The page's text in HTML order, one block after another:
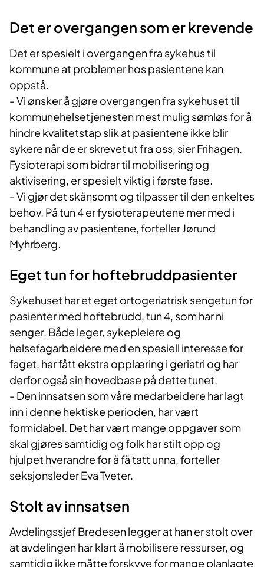
Det er overgangen som er krevende
Det er spesielt i overgangen fra sykehus til
kommune at problemer hos pasientene kan
oppstå.
- Vi ønsker å gjøre overgangen fra sykehuset til
kommunehelsetjenesten mest mulig sømløs for å
hindre kvalitetstap slik at pasientene ikke blir
sykere når de er skrevet ut fra oss, sier Frihagen.
Fysioterapi som bidrar til mobilisering og
aktivisering, er spesielt viktig i første fase.
- Vi gjør det skånsomt og tilpasser til den enkeltes
behov. På tun 4 er fysioterapeutene mer med i
behandling av pasientene, forteller Jørund
Myhrberg.
Eget tun for hoftebruddpasienter
Sykehuset har et eget ortogeriatrisk sengetun for
pasienter med hoftebrudd, tun 4, som har ni
senger. Både leger, sykepleiere og
helsefagarbeidere med en spesiell interesse for
faget, har fått ekstra opplæring i geriatri og har
derfor også sin hovedbase på dette tunet.
- Den innsatsen som våre medarbeidere har lagt
inn i denne hektiske perioden, har vært
formidabel. Det har vært mange oppgaver som
skal gjøres samtidig og folk har stilt opp og
hjulpet hverandre for å få tatt unna, forteller
seksjonsleder Eva Tveter.
Stolt av innsatsen
Avdelingssjef Bredesen legger at han er stolt over
at avdelingen har klart å mobilisere ressurser, og
samtidig ikke måtte forskyve for mange planlagte